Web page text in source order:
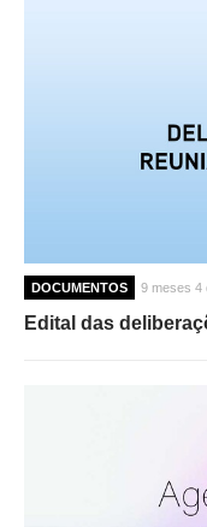
DOCUMENTOS 9 meses 4
Edital das